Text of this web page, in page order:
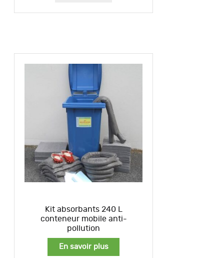
Kit absorbants 240 L
conteneur mobile anti-
pollution
En savoir plus